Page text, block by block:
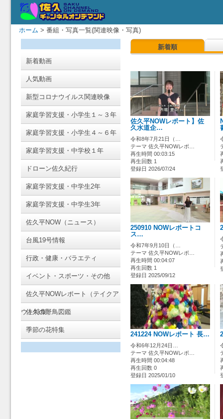
ホーム > 番組・写真一覧(関連映像・写真)
新着動画
人気動画
新型コロナウイルス関連映像
家庭学習支援・小学生１～３年
家庭学習支援・小学生４～６年
家庭学習支援・中学校１年
ドローン佐久紀行
家庭学習支援・中学生2年
家庭学習支援・中学生3年
佐久平NOW（ニュース）
台風19号情報
行政・健康・バラエティ
イベント・スポーツ・その他
佐久平NOWレポート（テイクア
ウト特集）
佐久の野鳥図鑑
季節の花特集
新着順
佐久平NOWレポート】佐
久水道企…
令和8年7月21日（…
テーマ 佐久平NOWレポ…
再生時間 00:03:15
再生回数 1
登録日 2026/07/24
250910 NOWレポートコ
ス…
令和7年9月10日（…
テーマ 佐久平NOWレポ…
再生時間 00:04:07
再生回数 1
登録日 2025/09/12
241224 NOWレポート 長…
令和6年12月24日…
テーマ 佐久平NOWレポ…
再生時間 00:04:48
再生回数 0
登録日 2025/01/10